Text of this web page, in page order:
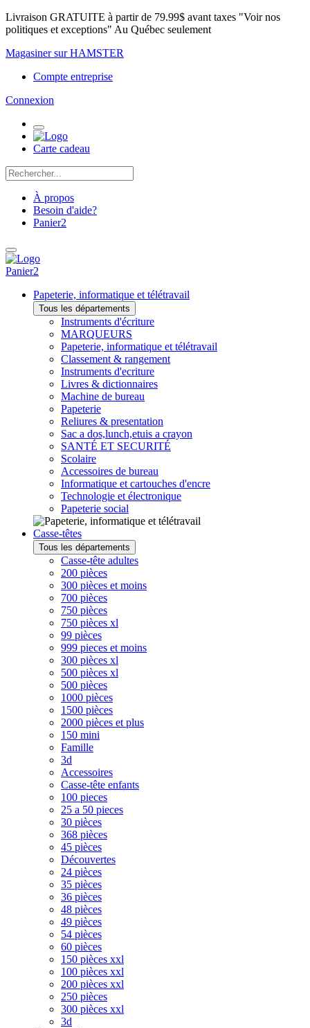
Livraison GRATUITE à partir de 79.99$ avant taxes "Voir nos
politiques et exceptions" Au Québec seulement
Magasiner sur HAMSTER
Compte entreprise
Connexion
Carte cadeau
À propos
Besoin d'aide?
Panier2
Panier2
Papeterie, informatique et télétravail
Tous les départements
Instruments d'écriture
MARQUEURS
Papeterie, informatique et télétravail
Classement & rangement
Instruments d'ecriture
Livres & dictionnaires
Machine de bureau
Papeterie
Reliures & presentation
Sac a dos,lunch,etuis a crayon
SANTÉ ET SECURITÉ
Scolaire
Accessoires de bureau
Informatique et cartouches d'encre
Technologie et électronique
Papeterie social
Casse-têtes
Tous les départements
Casse-tête adultes
200 pièces
300 pièces et moins
700 pièces
750 pièces
750 pièces xl
99 pièces
999 pieces et moins
300 pièces xl
500 pièces xl
500 pièces
1000 pièces
1500 pièces
2000 pièces et plus
150 mini
Famille
3d
Accessoires
Casse-tête enfants
100 pieces
25 a 50 pieces
30 pièces
368 pièces
45 pièces
Découvertes
24 pièces
35 pièces
36 pièces
48 pièces
49 pièces
54 pièces
60 pièces
150 pièces xxl
100 pièces xxl
200 pièces xxl
250 pièces
300 pièces xxl
3d